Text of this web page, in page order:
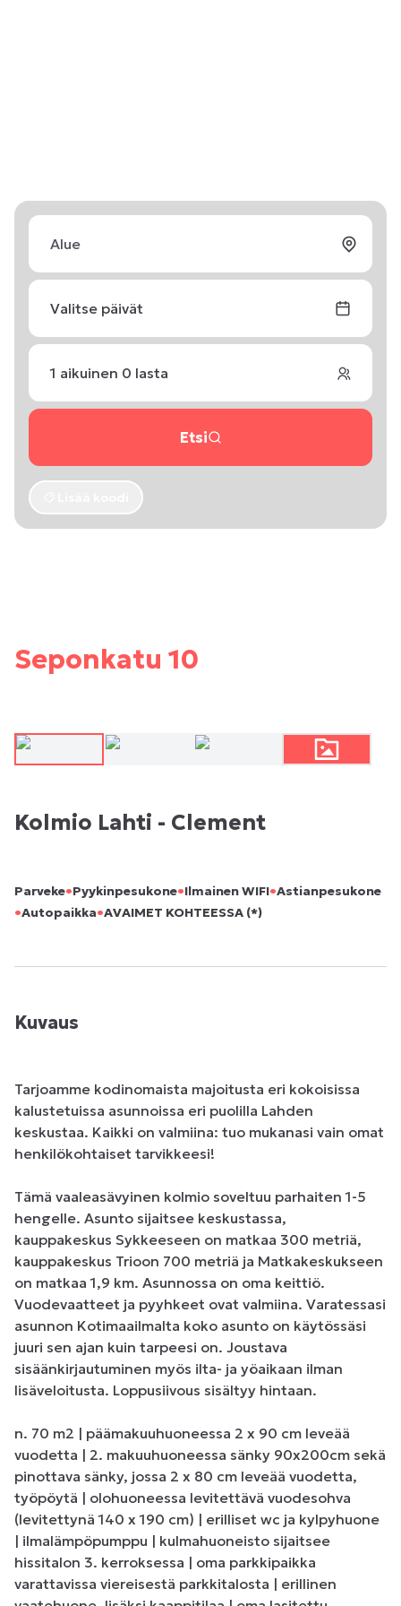
Valitse päivät
1 aikuinen 0 lasta
Etsi
Seponkatu 10
Kolmio Lahti - Clement
Parveke•Pyykinpesukone•Ilmainen WIFI•Astianpesukone
•Autopaikka•AVAIMET KOHTEESSA (*)
Kuvaus
Tarjoamme kodinomaista majoitusta eri kokoisissa
kalustetuissa asunnoissa eri puolilla Lahden
keskustaa. Kaikki on valmiina: tuo mukanasi vain omat
henkilökohtaiset tarvikkeesi!
Tämä vaaleasävyinen kolmio soveltuu parhaiten 1-5
hengelle. Asunto sijaitsee keskustassa,
kauppakeskus Sykkeeseen on matkaa 300 metriä,
kauppakeskus Trioon 700 metriä ja Matkakeskukseen
on matkaa 1,9 km. Asunnossa on oma keittiö.
Vuodevaatteet ja pyyhkeet ovat valmiina. Varatessasi
asunnon Kotimaailmalta koko asunto on käytössäsi
juuri sen ajan kuin tarpeesi on. Joustava
sisäänkirjautuminen myös ilta- ja yöaikaan ilman
lisäveloitusta. Loppusiivous sisältyy hintaan.
n. 70 m2 | päämakuuhuoneessa 2 x 90 cm leveää
vuodetta | 2. makuuhuoneessa sänky 90x200cm sekä
pinottava sänky, jossa 2 x 80 cm leveää vuodetta,
työpöytä | olohuoneessa levitettävä vuodesohva
(levitettynä 140 x 190 cm) | erilliset wc ja kylpyhuone
| ilmalämpöpumppu | kulmahuoneisto sijaitsee
hissitalon 3. kerroksessa | oma parkkipaikka
varattavissa viereisestä parkkitalosta | erillinen